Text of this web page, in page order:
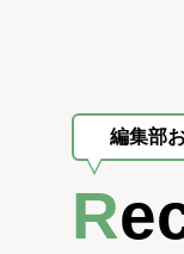
編集部